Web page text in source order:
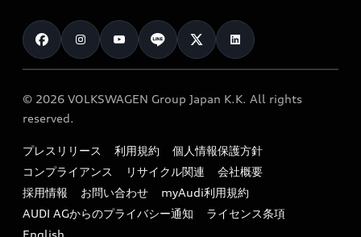
カタログ一覧
車検 / 定期点検
e-tronアフターサポート
myAudi
クオリティ
保証
メンテナンス
ファイナンス
キャンペーン / イベント
買取査定
お知らせ
オーナー様向けキャンペーン
特定整備適用車一覧
リサイクル法
よくある質問（FAQ）
© 2026 VOLKSWAGEN Group Japan K.K. All rights
reserved.
プレスリリース 利用規約
個人情報保護方針
コンプライアンス
リサイクル関連
会社概要
採用情報
お問い合わせ
myAudi利用規約
AUDI AGからのプライバシー通知
ライセンス条項
English